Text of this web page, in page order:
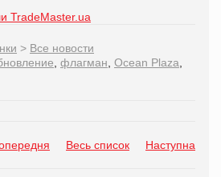
TradeMaster.ua
> Все новости
флагман Ocean Plaza
Весь список Наступна